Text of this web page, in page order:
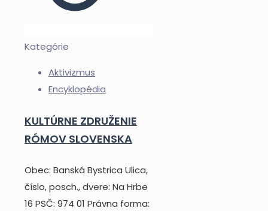
Kategórie
Aktivizmus
Encyklopédia
KULTÚRNE ZDRUŽENIE
RÓMOV SLOVENSKA
Obec: Banská Bystrica Ulica,
číslo, posch., dvere: Na Hrbe
16 PSČ: 974 01 Právna forma: